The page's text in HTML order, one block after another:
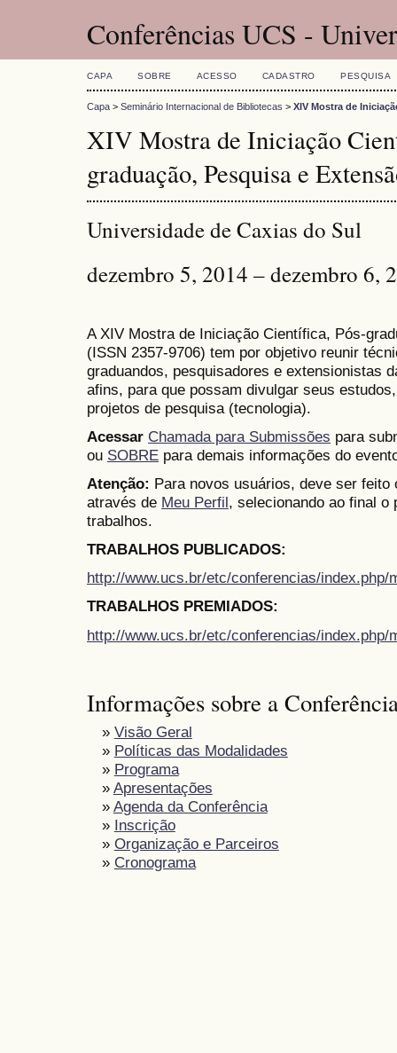
Conferências UCS -
CAPA SOBRE ACESSO CADASTRO PESQUISA
Capa > Seminário Internacional de Bibliotecas > XIV Mostra de
XIV Mostra de Iniciação
graduação, Pesquisa e
Universidade de Caxias do Sul
dezembro 5, 2014 – dezembro 6,
A XIV Mostra de Iniciação Científica, Pós-
(ISSN 2357-9706) tem por objetivo reunir
graduandos, pesquisadores e extensionistas
afins, para que possam divulgar seus
projetos de pesquisa (tecnologia).
Acessar Chamada para Submissões para
ou SOBRE para demais informações do
Atenção: Para novos usuários, deve ser
através de Meu Perfil, selecionando ao final o
trabalhos.
TRABALHOS PUBLICADOS:
http://www.ucs.br/etc/conferencias/
TRABALHOS PREMIADOS:
http://www.ucs.br/etc/conferencias/index.php/
Informações sobre a
» Visão Geral
» Políticas das Modalidades
» Programa
» Apresentações
» Agenda da Conferência
» Inscrição
» Organização e Parceiros
» Cronograma